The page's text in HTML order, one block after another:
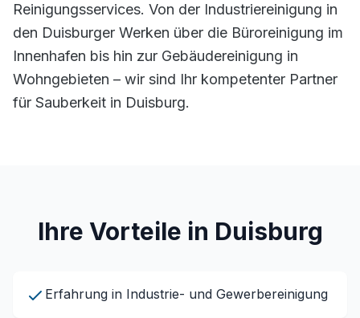
Reinigungsservices. Von der Industriereinigung in
den Duisburger Werken über die Büroreinigung im
Innenhafen bis hin zur Gebäudereinigung in
Wohngebieten – wir sind Ihr kompetenter Partner
für Sauberkeit in Duisburg.
Ihre Vorteile in Duisburg
Erfahrung in Industrie- und Gewerbereinigung